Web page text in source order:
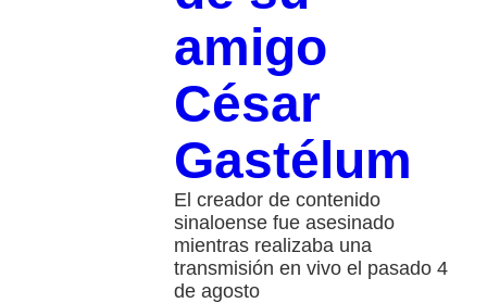
amigo
César
Gastélum
El creador de contenido
sinaloense fue asesinado
mientras realizaba una
transmisión en vivo el pasado 4
de agosto